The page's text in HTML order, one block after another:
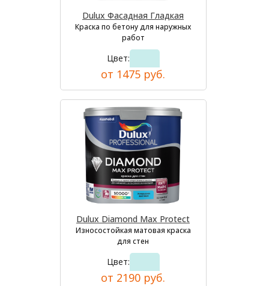
Dulux Фасадная Гладкая
Краска по бетону для наружных
работ
Цвет:
от 1475 руб.
Dulux Diamond Max Protect
Износостойкая матовая краска
для стен
Цвет:
от 2190 руб.